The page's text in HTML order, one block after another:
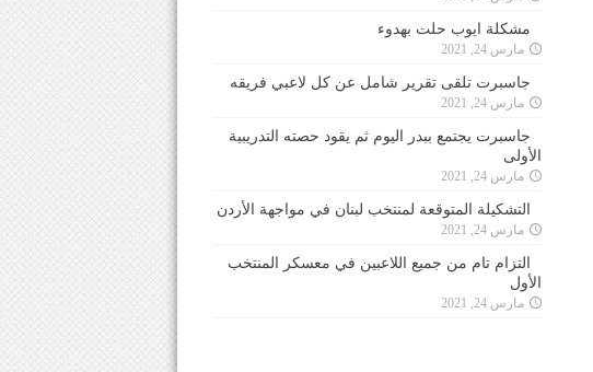
مشكلة ايوب حلت بهدوء
مارس 24, 2021
جاسبرت تلقى تقرير شامل عن كل لاعبي فريقه
مارس 24, 2021
جاسبرت يجتمع ببدر اليوم ثم يقود حصته التدريبية
الأولى
مارس 24, 2021
التشكيلة المتوقعة لمنتخب لبنان في مواجهة الأردن
مارس 24, 2021
التزام تام من جميع اللاعبين في معسكر المنتخب
الأول
مارس 24, 2021